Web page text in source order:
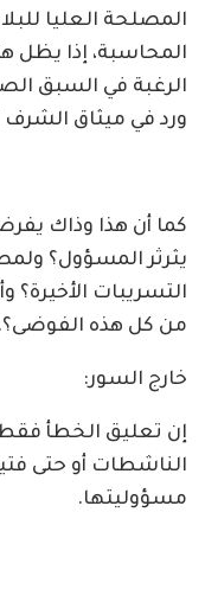
المصلحة العليا
المحاسبة، إذا يظل
الرغبة في السبق
ورد في ميثاق
كما أن هذا وذاك
يثرثر المسؤول؟
التسريبات الأخيرة؟
من كل هذه الفوضى؟.
خارج السور:
إن تعليق الخطأ
الناشطات أو حتى
مسؤوليتها.